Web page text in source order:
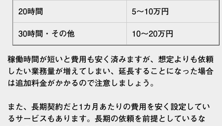
20時間 5～10万円
30時間・その他 10～20万円
稼働時間が短いと費用も安く済みますが、想定よりも依頼
したい業務量が増えてしまい、延長することになった場合
は追加料金がかかるので注意しましょう。
また、長期契約だと1カ月あたりの費用を安く設定してい
るサービスもあります。長期の依頼を前提としているな